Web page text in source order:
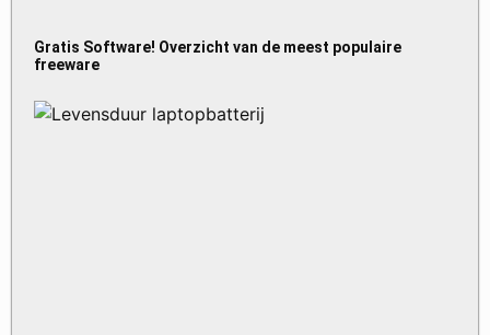
Gratis Software! Overzicht van de meest populaire
freeware